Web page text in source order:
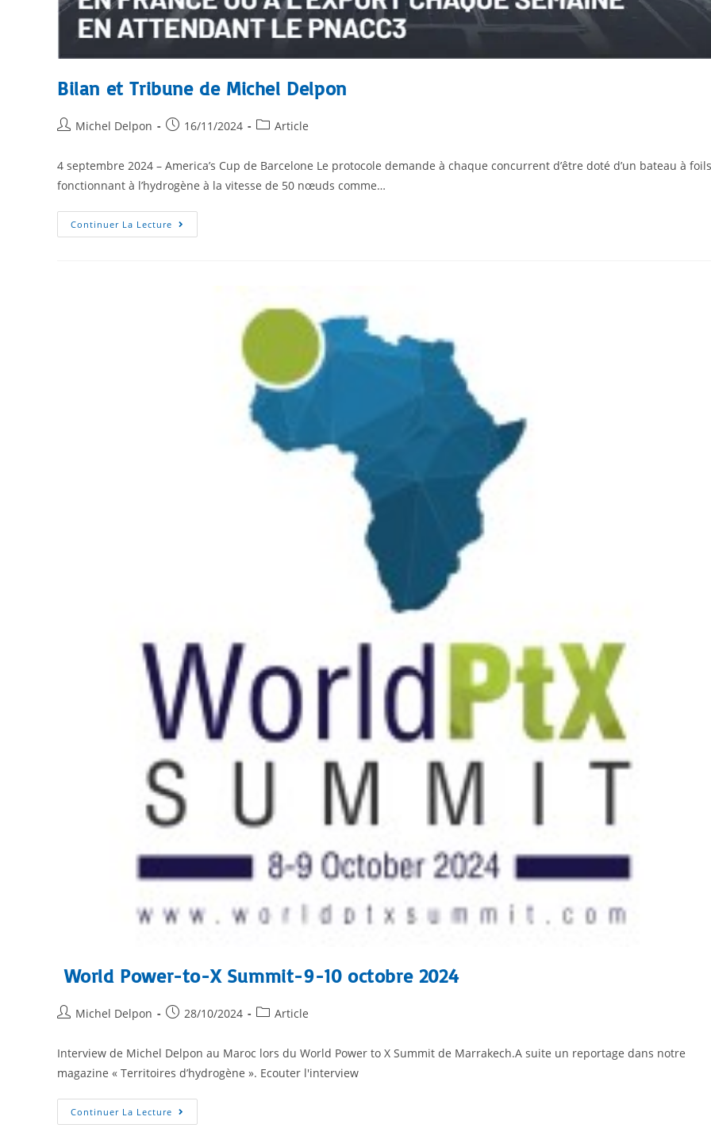
Bilan et Tribune de Michel Delpon
Michel Delpon 16/11/2024 Article
4 septembre 2024 – America’s Cup de Barcelone Le protocole demande à chaque concurrent d’être doté d’un bateau à foils
fonctionnant à l’hydrogène à la vitesse de 50 nœuds comme…
Continuer La Lecture
World Power-to-X Summit-9-10 octobre 2024
Michel Delpon 28/10/2024 Article
Interview de Michel Delpon au Maroc lors du World Power to X Summit de Marrakech.A suite un reportage dans notre
magazine « Territoires d’hydrogène ». Ecouter l'interview
Continuer La Lecture